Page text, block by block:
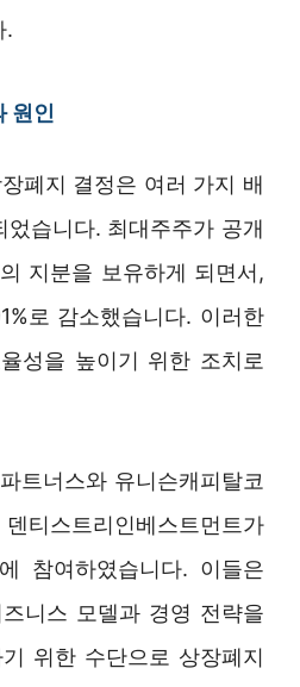
.
원인
폐지 결정은 여러 가지 배
습니다. 최대주주가 공개
지분을 보유하게 되면서,
로 감소했습니다. 이러한
성을 높이기 위한 조치로
트너스와 유니슨캐피탈코
티스트리인베스트먼트가
참여하였습니다. 이들은
니스 모델과 경영 전략을
위한 수단으로 상장폐지